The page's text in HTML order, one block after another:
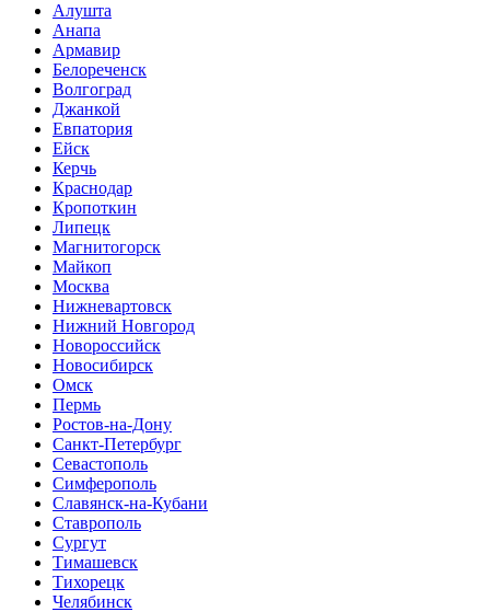
Алушта
Анапа
Армавир
Белореченск
Волгоград
Джанкой
Евпатория
Ейск
Керчь
Краснодар
Кропоткин
Липецк
Магнитогорск
Майкоп
Москва
Нижневартовск
Нижний Новгород
Новороссийск
Новосибирск
Омск
Пермь
Ростов-на-Дону
Санкт-Петербург
Севастополь
Симферополь
Славянск-на-Кубани
Ставрополь
Сургут
Тимашевск
Тихорецк
Челябинск